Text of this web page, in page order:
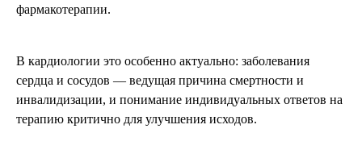
фармакотерапии.
В кардиологии это особенно актуально: заболевания
сердца и сосудов — ведущая причина смертности и
инвалидизации, и понимание индивидуальных ответов на
терапию критично для улучшения исходов.